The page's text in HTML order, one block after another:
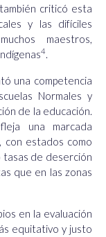
criticó esta
y las difíciles
maestros,
4.
una competencia
Normales y
de la educación.
una marcada
con estados como
tasas de deserción
que en las zonas
en la evaluación
equitativo y justo